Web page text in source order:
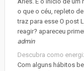
o que o céu, repleto
traz para esse O post
reagir? apareceu
admin
Descubra como
Com alguns hábitos